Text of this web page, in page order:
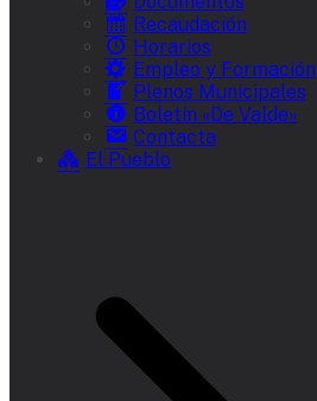
Recaudación
Horarios
Empleo y Formación
Plenos Municipales
Boletín «De Valde»
Contacta
El Pueblo